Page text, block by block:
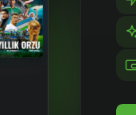
Отель с секретом